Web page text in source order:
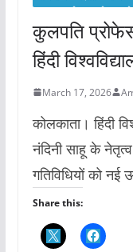
कुलपति
हिंदी
March 17, 2026
कोलकाता। हिंदी
नंदिनी साहू के
गतिविधियों को नई
Share this: